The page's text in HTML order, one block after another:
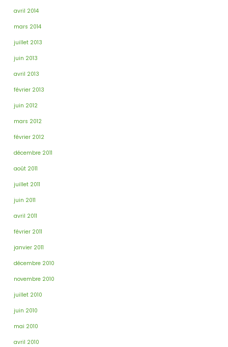
avril 2014
mars 2014
juillet 2013
juin 2013
avril 2013
février 2013
juin 2012
mars 2012
février 2012
décembre 2011
août 2011
juillet 2011
juin 2011
avril 2011
février 2011
janvier 2011
décembre 2010
novembre 2010
juillet 2010
juin 2010
mai 2010
avril 2010